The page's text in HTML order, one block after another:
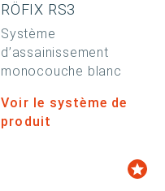
RÖFIX RS3
Système
d’assainissement
monocouche blanc
Voir le système de
produit